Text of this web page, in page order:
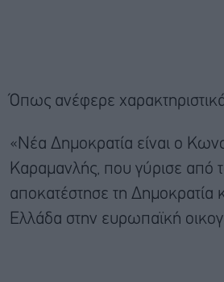
Όπως ανέφερε
«Νέα Δημοκρατία είναι ο
Καραμανλής, που γύρισε από
αποκατέστησε τη Δημοκρατία
Ελλάδα στην ευρωπαϊκή